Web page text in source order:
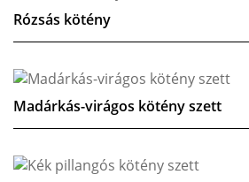
Rózsás kötény
Madárkás-virágos kötény szett